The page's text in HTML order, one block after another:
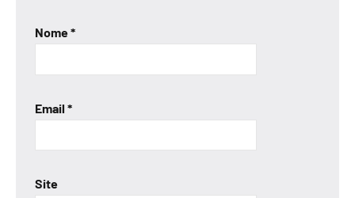
Nome*
Email *
Site